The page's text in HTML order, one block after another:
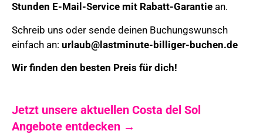
Stunden E-Mail-Service mit Rabatt-Garantie an.
Schreib uns oder sende deinen Buchungswunsch
einfach an: urlaub@lastminute-billiger-buchen.de
Wir finden den besten Preis für dich!
Jetzt unsere aktuellen Costa del Sol
Angebote entdecken →